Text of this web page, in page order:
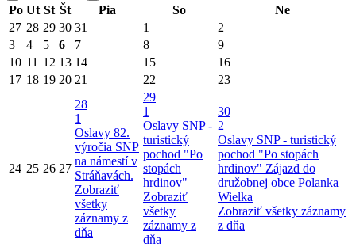
Po Ut St Št Pia So
Ne
27 28 29 30 31 1
2
3
4 5 6 7 8
9
10 11 12 13 14 15
16
17 18 19 20 21 22 23
24 25 26 27
28
1
Oslavy 82.
výročia SNP
na námestí v
Stráňavách.
Zobraziť
všetky
záznamy z
dňa
29
1
Oslavy SNP -
turistický
pochod "Po
stopách
hrdinov"
Zobraziť
všetky
záznamy z
dňa
30
2
Oslavy SNP - turistický
pochod "Po stopách
hrdinov" Zájazd do
družobnej obce Polanka
Wielka
Zobraziť všetky záznamy
z dňa